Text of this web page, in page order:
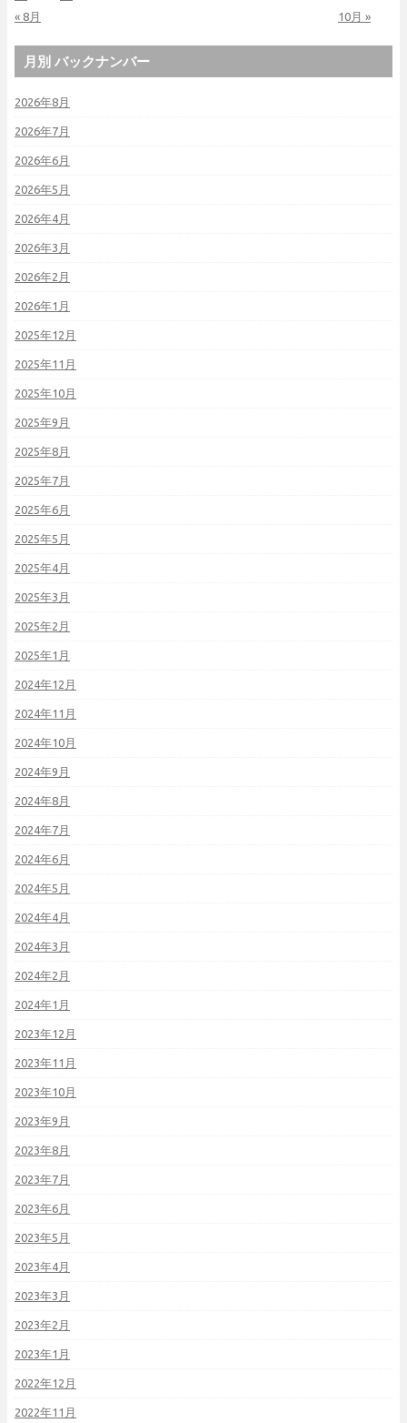
« 8月 10月 »
月別 バックナンバー
2026年8月
2026年7月
2026年6月
2026年5月
2026年4月
2026年3月
2026年2月
2026年1月
2025年12月
2025年11月
2025年10月
2025年9月
2025年8月
2025年7月
2025年6月
2025年5月
2025年4月
2025年3月
2025年2月
2025年1月
2024年12月
2024年11月
2024年10月
2024年9月
2024年8月
2024年7月
2024年6月
2024年5月
2024年4月
2024年3月
2024年2月
2024年1月
2023年12月
2023年11月
2023年10月
2023年9月
2023年8月
2023年7月
2023年6月
2023年5月
2023年4月
2023年3月
2023年2月
2023年1月
2022年12月
2022年11月